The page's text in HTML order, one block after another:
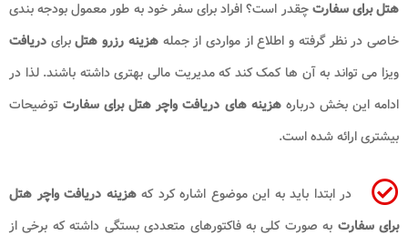
هتل برای سفارتچقدر است؟ افراد برای سفر خود به طور معمول بودجه بندی
خاصی در نظر گرفته و اطلاع از مواردی از جملههزینه رزرو هتلبرای دریافت
ویزا می تواند به آن ها کمک کند که مدیریت مالی بهتری داشته باشند. لذا در
ادامه این بخش دربارههزینه های دریافت واچر هتل برای سفارتتوضیحات
بیشتری ارائه شده است.
در ابتدا باید به این موضوع اشاره کرد کههزینه دریافت واچر هتل
برای سفارت به صورت کلی به فاکتورهای متعددی بستگی داشته که برخی از